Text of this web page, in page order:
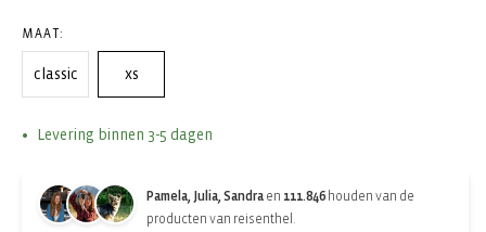
MAAT:
classic xs
Levering binnen 3-5 dagen
Pamela, Julia, Sandra en 111.846 houden van de
producten van reisenthel.